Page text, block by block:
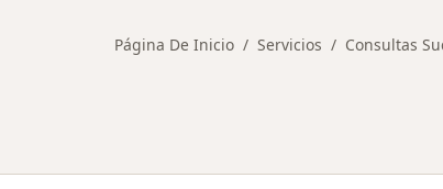
Página De Inicio Servicios Consultas